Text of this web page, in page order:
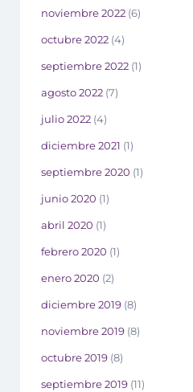
noviembre 2022 (6)
octubre 2022 (4)
septiembre 2022 (1)
agosto 2022 (7)
julio 2022 (4)
diciembre 2021 (1)
septiembre 2020 (1)
junio 2020 (1)
abril 2020 (1)
febrero 2020 (1)
enero 2020 (2)
diciembre 2019 (8)
noviembre 2019 (8)
octubre 2019 (8)
septiembre 2019 (11)